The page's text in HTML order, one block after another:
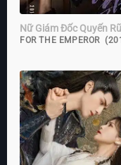
Nữ Giám Đốc Quyến Rũ
FOR THE EMPEROR